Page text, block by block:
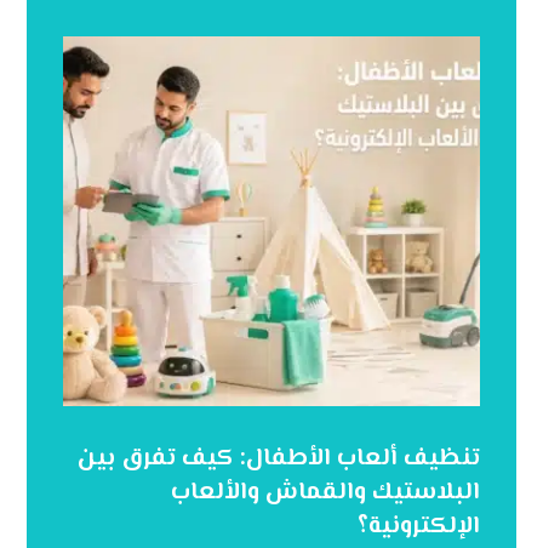
تنظيف ألعاب الأطفال: كيف تفرق بين
البلاستيك والقماش والألعاب
الإلكترونية؟